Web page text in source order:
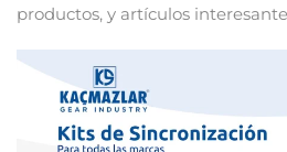
productos, y artículos